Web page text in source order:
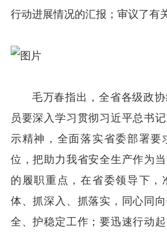
行动进展情况的汇报；审议了有
毛万春指出，全省各级政
员要深入学习贯彻习近平总书
示精神，全面落实省委部署要
位，把助力我省安全生产作为
的履职重点，在省委领导下，
体、抓深入、抓落实，同心同
全、护稳定工作；要迅速行动